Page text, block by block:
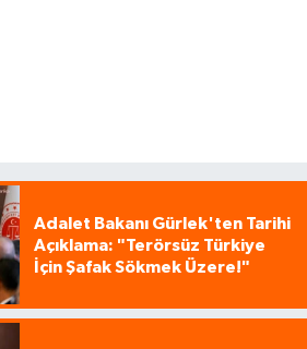
Adalet Bakanı Gürlek'ten Tarihi
Açıklama: "Terörsüz Türkiye
İçin Şafak Sökmek Üzere!"